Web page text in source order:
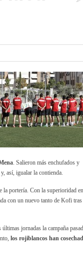
. Salieron más enchufados y
y, así, igualar la contienda.
la portería. Con la superioridad en
con un nuevo tanto de Kofi tras
jornadas la campaña
los rojiblancos han